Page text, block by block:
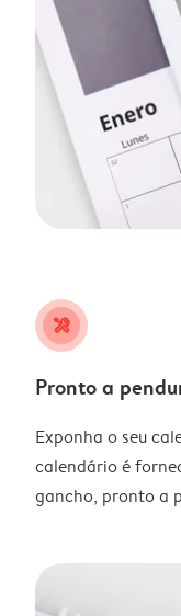
tools
Pronto a
Exponha o seu
calendário é
gancho, pronto a